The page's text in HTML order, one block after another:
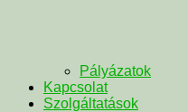
Pályázatok
Kapcsolat
Szolgáltatások